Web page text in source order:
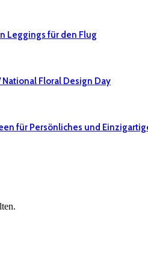
Leggings für den Flug
Floral Design Day
für Persönliches und